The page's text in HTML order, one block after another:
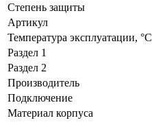
Степень защиты
Артикул
Температура эксплуатации, °С
Раздел 1
Раздел 2
Производитель
Подключение
Материал корпуса